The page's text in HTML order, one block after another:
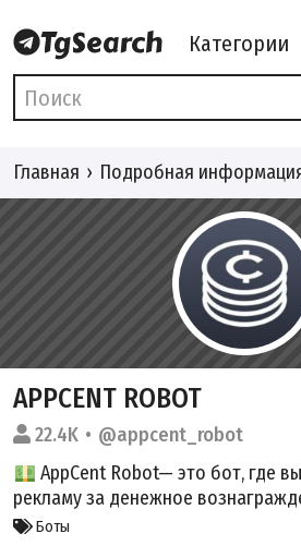
Категории
Главная Подробная
APPCENT ROBOT
22.4K
@appcent_robot
AppCent Robot— это бот, где
рекламу за денежное
Боты